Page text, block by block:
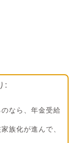
:
なら、年金受給
族化が進んで、